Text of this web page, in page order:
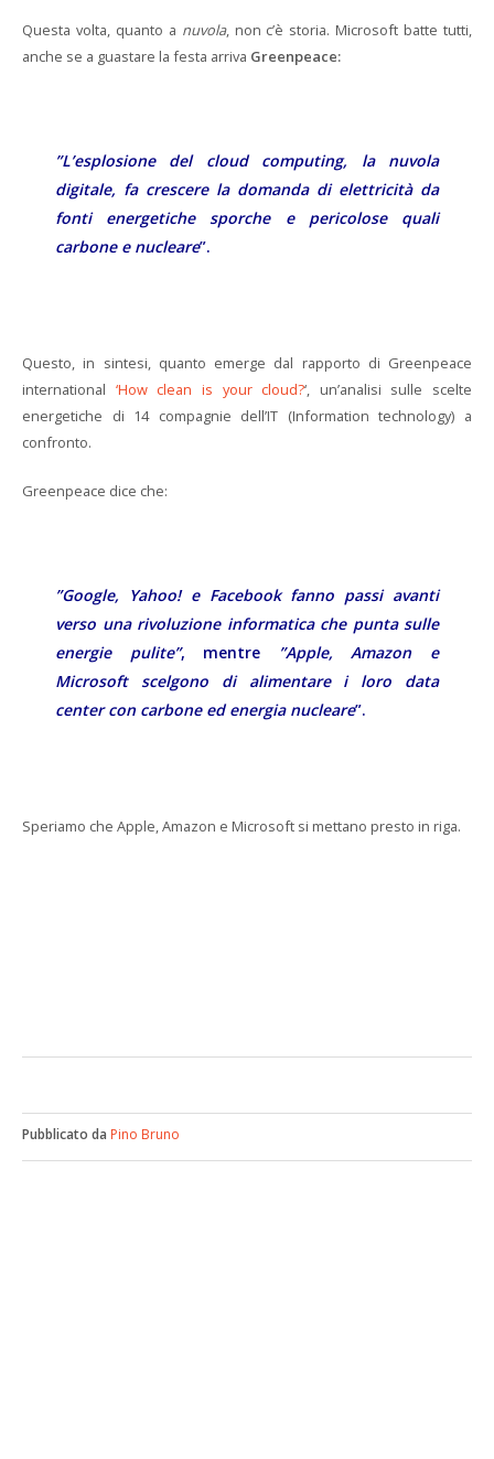
Questa volta, quanto a nuvola, non c’è storia. Microsoft batte tutti,
anche se a guastare la festa arriva Greenpeace:
”L’esplosione del cloud computing, la nuvola
digitale, fa crescere la domanda di elettricità da
fonti energetiche sporche e pericolose quali
carbone e nucleare”.
Questo, in sintesi, quanto emerge dal rapporto di Greenpeace
international ‘How clean is your cloud?‘, un’analisi sulle scelte
energetiche di 14 compagnie dell’IT (Information technology) a
confronto.
Greenpeace dice che:
”Google, Yahoo! e Facebook fanno passi avanti
verso una rivoluzione informatica che punta sulle
energie pulite”, mentre
”Apple, Amazon e
Microsoft scelgono di alimentare i loro data
center con carbone ed energia nucleare”.
Speriamo che Apple, Amazon e Microsoft si mettano presto in riga.
Pubblicato da Pino Bruno